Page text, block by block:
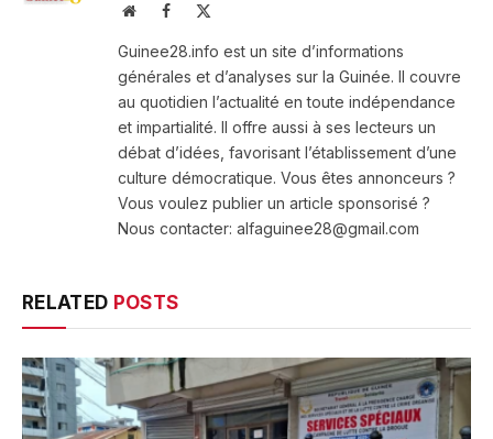
WebsiteFacebook
Guinee28.info est un site d’informations
générales et d’analyses sur la Guinée. Il couvre
au quotidien l’actualité en toute indépendance
et impartialité. Il offre aussi à ses lecteurs un
débat d’idées, favorisant l’établissement d’une
culture démocratique. Vous êtes annonceurs ?
Vous voulez publier un article sponsorisé ?
Nous contacter: alfaguinee28@gmail.com
RELATED POSTS